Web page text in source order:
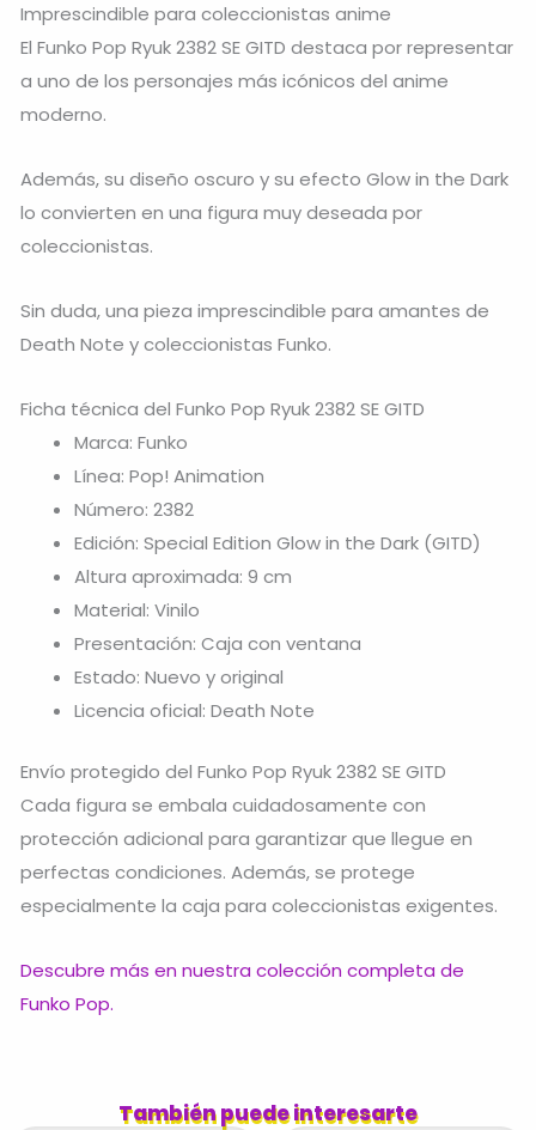
Imprescindible para coleccionistas anime
El Funko Pop Ryuk 2382 SE GITD destaca por representar
a uno de los personajes más icónicos del anime
moderno.
Además, su diseño oscuro y su efecto Glow in the Dark
lo convierten en una figura muy deseada por
coleccionistas.
Sin duda, una pieza imprescindible para amantes de
Death Note y coleccionistas Funko.
Ficha técnica del Funko Pop Ryuk 2382 SE GITD
Marca: Funko
Línea: Pop! Animation
Número: 2382
Edición: Special Edition Glow in the Dark (GITD)
Altura aproximada: 9 cm
Material: Vinilo
Presentación: Caja con ventana
Estado: Nuevo y original
Licencia oficial: Death Note
Envío protegido del Funko Pop Ryuk 2382 SE GITD
Cada figura se embala cuidadosamente con
protección adicional para garantizar que llegue en
perfectas condiciones. Además, se protege
especialmente la caja para coleccionistas exigentes.
Descubre más en nuestra colección completa de
Funko Pop.
También puede interesarte